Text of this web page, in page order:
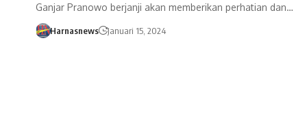
Ganjar Pranowo berjanji akan memberikan perhatian dan…
Harnasnews Januari 15, 2024